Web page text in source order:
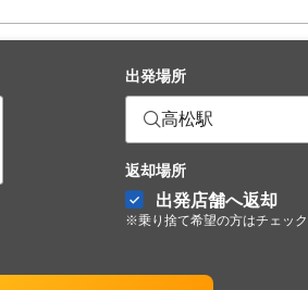
出発場所
高松駅
返却場所
出発店舗へ返却
※乗り捨て希望の方はチェッ